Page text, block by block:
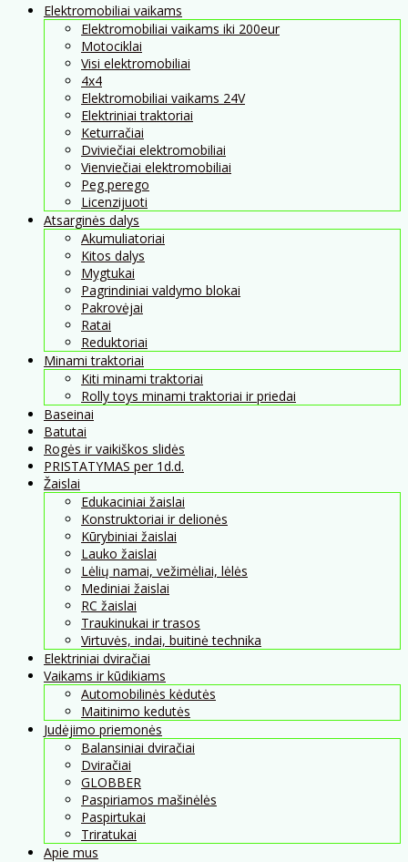
Elektromobiliai vaikams
Elektromobiliai vaikams iki 200eur
Motociklai
Visi elektromobiliai
4x4
Elektromobiliai vaikams 24V
Elektriniai traktoriai
Keturračiai
Dviviečiai elektromobiliai
Vienviečiai elektromobiliai
Peg perego
Licenzijuoti
Atsarginės dalys
Akumuliatoriai
Kitos dalys
Mygtukai
Pagrindiniai valdymo blokai
Pakrovėjai
Ratai
Reduktoriai
Minami traktoriai
Kiti minami traktoriai
Rolly toys minami traktoriai ir priedai
Baseinai
Batutai
Rogės ir vaikiškos slidės
PRISTATYMAS per 1d.d.
Žaislai
Edukaciniai žaislai
Konstruktoriai ir delionės
Kūrybiniai žaislai
Lauko žaislai
Lėlių namai, vežimėliai, lėlės
Mediniai žaislai
RC žaislai
Traukinukai ir trasos
Virtuvės, indai, buitinė technika
Elektriniai dviračiai
Vaikams ir kūdikiams
Automobilinės kėdutės
Maitinimo kedutės
Judėjimo priemonės
Balansiniai dviračiai
Dviračiai
GLOBBER
Paspiriamos mašinėlės
Paspirtukai
Triratukai
Apie mus